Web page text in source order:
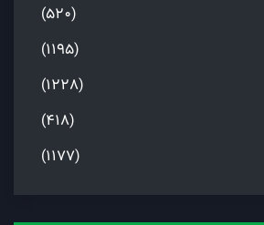
(520)
(1195)
(1228)
(418)
(1177)